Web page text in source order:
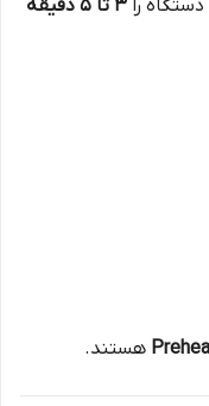
دستگاه را
۳ تا ۵ دقیقه
هستند.